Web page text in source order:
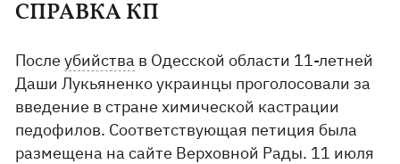
СПРАВКА КП
Послеубийства в Одесской области 11-летней
Даши Лукьяненко украинцы проголосовали за
введение в стране химической кастрации
педофилов. Соответствующая петиция была
размещена на сайте Верховной Рады. 11 июля